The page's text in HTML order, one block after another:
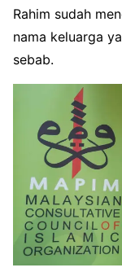
Rahim sudah
nama keluarga
sebab.